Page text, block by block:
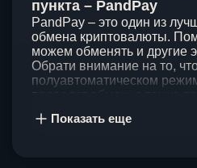
пункта – PandPay
PandPay – это один из
обмена криптовалюты.
можем обменять и другие
Обрати внимание на то,
полуавтоматическом
клиентов, поэтому
Показать еще